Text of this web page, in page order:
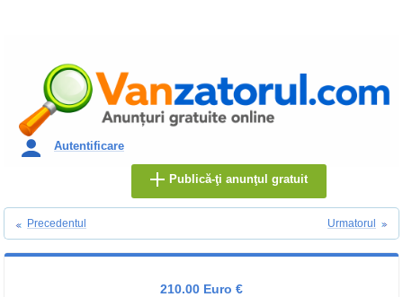
Autentificare
Publică-ţi anunţul gratuit
Precedentul Urmatorul
210.00 Euro €